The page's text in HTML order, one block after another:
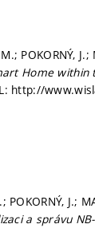
POKORNÝ, J.;
Home
http://
POKORNÝ, J.;
a správu